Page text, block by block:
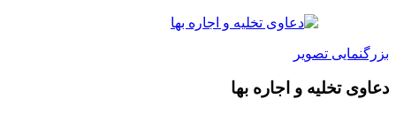
بزرگنمایی تصویر
دعاوی تخلیه و اجاره بها